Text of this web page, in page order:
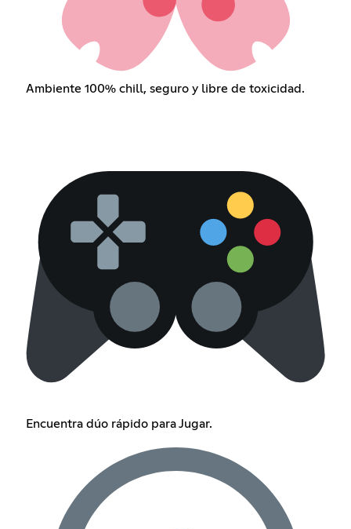
Ambiente 100% chill, seguro y libre de toxicidad.
Encuentra dúo rápido para Jugar.